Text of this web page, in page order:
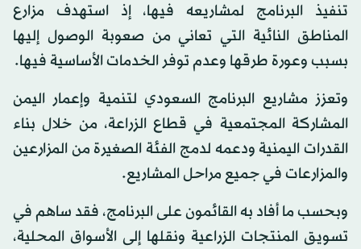
تنفيذ البرنامج لمشاريعه فيها، إذ استهدف مزارع
المناطق النائية التي تعاني من صعوبة الوصول إليها
بسبب وعورة طرقها وعدم توفر الخدمات الأساسية فيها.
وتعزز مشاريع البرنامج السعودي لتنمية وإعمار اليمن
المشاركة المجتمعية في قطاع الزراعة، من خلال بناء
القدرات اليمنية ودعمه لدمج الفئة الصغيرة من المزارعين
والمزارعات في جميع مراحل المشاريع.
وبحسب ما أفاد به القائمون على البرنامج، فقد ساهم في
تسويق المنتجات الزراعية ونقلها إلى الأسواق المحلية،